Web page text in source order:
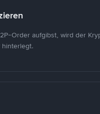
Order aufgibst, wird der
hinterlegt.